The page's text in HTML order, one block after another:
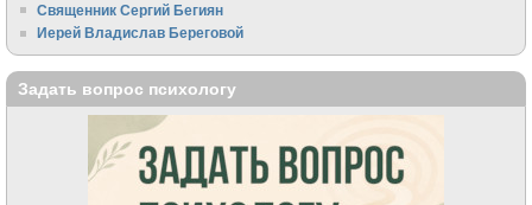
Священник Сергий Бегиян
Иерей Владислав Береговой
Задать вопрос психологу